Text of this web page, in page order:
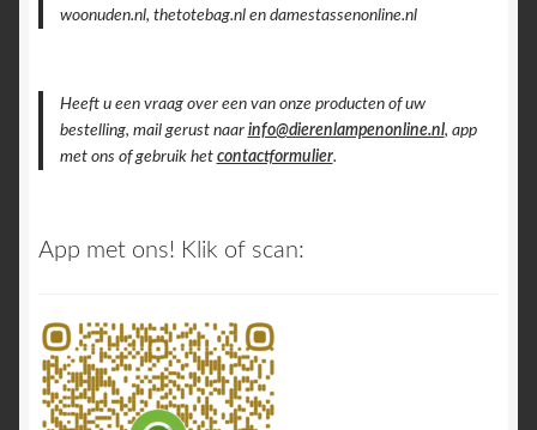
Accountgegevens
woonuden.nl, thetotebag.nl en damestassenonline.nl
Heeft u een vraag over een van onze producten of uw
bestelling, mail gerust naar info@dierenlampenonline.nl, app
met ons of gebruik het contactformulier.
App met ons! Klik of scan: